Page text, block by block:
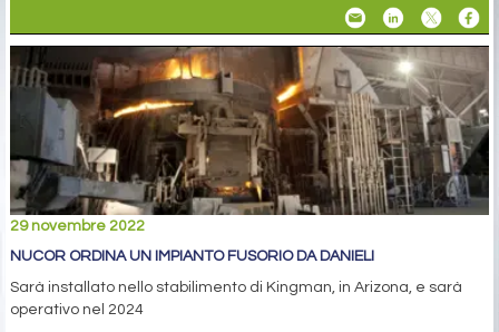
29 novembre 2022
NUCOR ORDINA UN IMPIANTO FUSORIO DA DANIELI
Sarà installato nello stabilimento di Kingman, in Arizona, e sarà
operativo nel 2024